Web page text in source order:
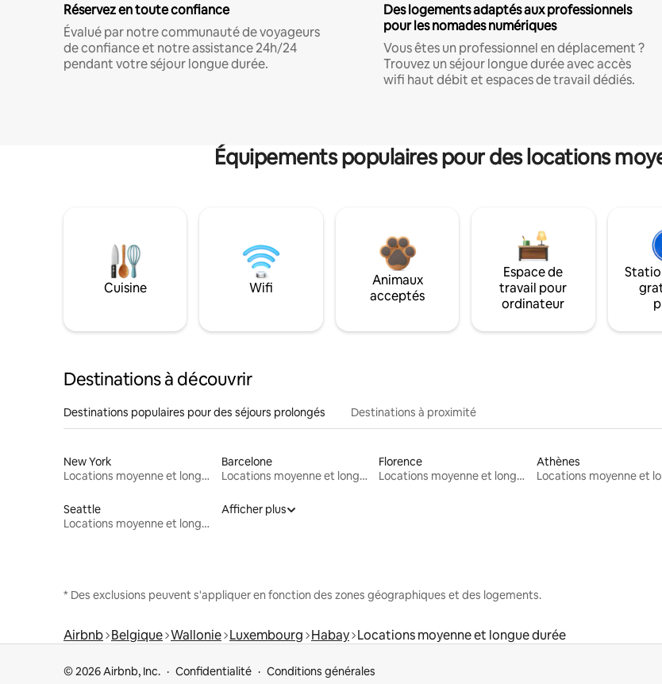
Réservez en toute confiance
Évalué par notre communauté de voyageurs
de confiance et notre assistance 24h/24
pendant votre séjour longue durée.
Des logements adaptés aux professionnels
pour les nomades numériques
Vous êtes un professionnel en déplacement ?
Trouvez un séjour longue durée avec accès
wifi haut débit et espaces de travail dédiés.
Équipements populaires pour des locations
Cuisine Wifi
Animaux
acceptés
Espace de
travail pour
ordinateur
Destinations à découvrir
Destinations populaires pour des séjours prolongés Destinations à proximité
New York
Locations moyenne et longue durée
Barcelone
Locations moyenne et longue durée
Florence
Locations moyenne et longue durée
Athènes
Seattle
Locations moyenne et longue durée
Afficher plus
* Des exclusions peuvent s'appliquer en fonction des zones géographiques et des logements.
Airbnb Belgique Wallonie Luxembourg Habay Locations moyenne et longue durée
© 2026 Airbnb, Inc. Confidentialité Conditions générales